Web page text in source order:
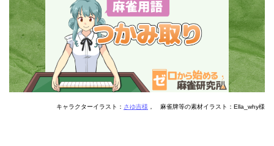
キャラクターイラスト： さゆ吉様 ， 麻雀牌等の素材イラスト：Ella_why様